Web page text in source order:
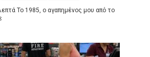
Το 1985, ο αγαπημένος μου από το